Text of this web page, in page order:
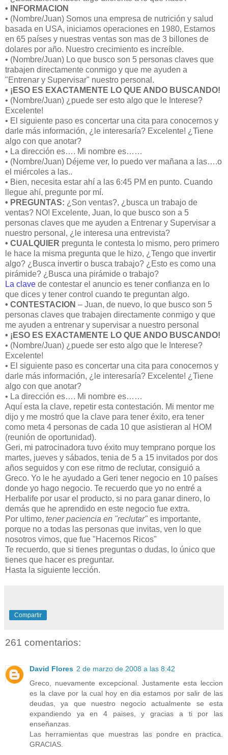
• INFORMACION
• (Nombre/Juan) Somos una empresa de nutrición y salud
basada en USA, iniciamos operaciones en 1980, Estamos
en 65 países y nuestras ventas son mas de 3 billones de
dolares por año. Nuestro crecimiento es increíble.
• (Nombre/Juan) Lo que busco son 5 personas claves que
trabajen directamente conmigo y que me ayuden a
"Entrenar y Supervisar" nuestro personal.
• ¡ESO ES EXACTAMENTE LO QUE ANDO BUSCANDO!
• (Nombre/Juan) ¿puede ser esto algo que le Interese?
Excelente!
• El siguiente paso es concertar una cita para conocernos y
darle más información, ¿le interesaría? Excelente! ¿Tiene
algo con que anotar?
• La dirección es…. Mi nombre es……
• (Nombre/Juan) Déjeme ver, lo puedo ver mañana a las….o
el miércoles a las..
• Bien, necesita estar ahí a las 6:45 PM en punto. Cuando
llegue ahí, pregunte por mí.
• PREGUNTAS: ¿Son ventas?, ¿busca un trabajo de
ventas? NO! Excelente, Juan, lo que busco son a 5
personas claves que me ayuden a Entrenar y Supervisar a
nuestro personal, ¿le interesa una entrevista?
• CUALQUIER pregunta le contesta lo mismo, pero primero
le hace la misma pregunta que le hizo, ¿Tengo que invertir
algo? ¿Busca invertir o busca trabajo? ¿Esto es como una
pirámide? ¿Busca una pirámide o trabajo?
La clave de contestar el anuncio es tener confianza en lo
que dices y tener control cuando te preguntan algo.
• CONTESTACION – Juan, de nuevo, lo que busco son 5
personas claves que trabajen directamente conmigo y que
me ayuden a entrenar y supervisar a nuestro personal
• ¡ESO ES EXACTAMENTE LO QUE ANDO BUSCANDO!
• (Nombre/Juan) ¿puede ser esto algo que le Interese?
Excelente!
• El siguiente paso es concertar una cita para conocernos y
darle más información, ¿le interesaría? Excelente! ¿Tiene
algo con que anotar?
• La dirección es…. Mi nombre es……
Aquí esta la clave, repetir esta contestación. Mi mentor me
dijo y me mostró que la clave para tener éxito, era tener
como meta 4 personas de cada 10 que asistieran al HOM
(reunión de oportunidad).
Geri, mi patrocinadora tuvo éxito muy temprano porque los
martes, jueves y sábados, tenia de 5 a 15 invitados por dos
años seguidos y con ese ritmo de reclutar, consiguió a
Greco. Yo le he ayudado a Geri tener negocio en 10 países
donde yo hago negocio. Te recuerdo que yo no entré a
Herbalife por usar el producto, si no para ganar dinero, lo
demás que he aprendido en este negocio fue extra.
Por ultimo, tener paciencia en "reclutar" es importante,
porque no a todas las personas que invitas, ven lo que
nosotros vimos, que fue "Hacernos Ricos"
Te recuerdo, que si tienes preguntas o dudas, lo único que
tienes que hacer es preguntar.
Hasta la siguiente lección.
Compartir
261 comentarios:
David Flores 2 de marzo de 2008 a las 8:42
Greco, nuevamente excepcional. Justamente esta leccion
es la clave por la cual hoy en dia estamos por salir de las
deudas, ya que nuestro negocio actualmente se esta
expandiendo ya en 4 paises, y gracias a ti por las
enseñanzas.
Las herramientas que muestras las pondre en practica.
GRACIAS.